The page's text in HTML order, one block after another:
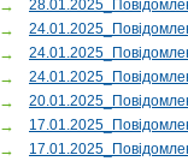
→
→
→
→
→
→
→